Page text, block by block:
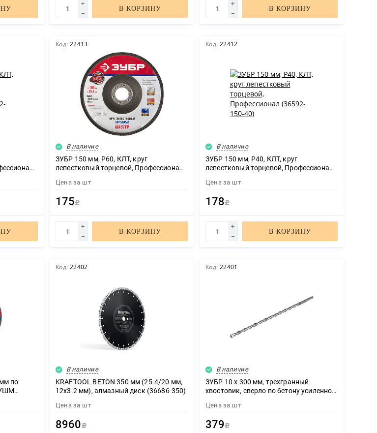
В КОРЗИНУ В КОРЗИНУ
Код: 22413
В наличие
ЗУБР 150 мм, P60, КЛТ, круг
лепестковый торцевой, Профессионал
Цена за шт
175 Р
В КОРЗИНУ
Код: 22412
В наличие
ЗУБР 150 мм, P40, КЛТ, круг
лепестковый торцевой, Профессионал
Цена за шт
178 Р
В КОРЗИНУ
по
УШМ
Код: 22402
В наличие
KRAFTOOL BETON 350 мм (25.4/20 мм,
12х3.2 мм), алмазный диск (36686-350)
Цена за шт
8960 Р
Код: 22401
В наличие
ЗУБР 10 x 300 мм, трехгранный
хвостовик, сверло по бетону усиленное,
Цена за шт
379 Р
я даю своё согласие на обработку моих
в соответствии с ФЗ от 27.07.2006 № 152-ФЗ "О
на условиях и для целей, определенных в
ОТПРАВИТЬ